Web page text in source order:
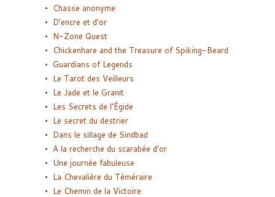
Chasse anonyme
D’encre et d’or
N-Zone Quest
Chickenhare and the Treasure of Spiking-Beard
Guardians of Legends
Le Tarot des Veilleurs
Le Jade et le Granit
Les Secrets de l’Égide
Le secret du destrier
Dans le sillage de Sindbad
A la recherche du scarabée d’or
Une journée fabuleuse
La Chevalière du Téméraire
Le Chemin de la Victoire